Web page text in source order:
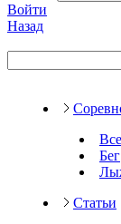
Войти
Назад
Все
Бег
Статьи